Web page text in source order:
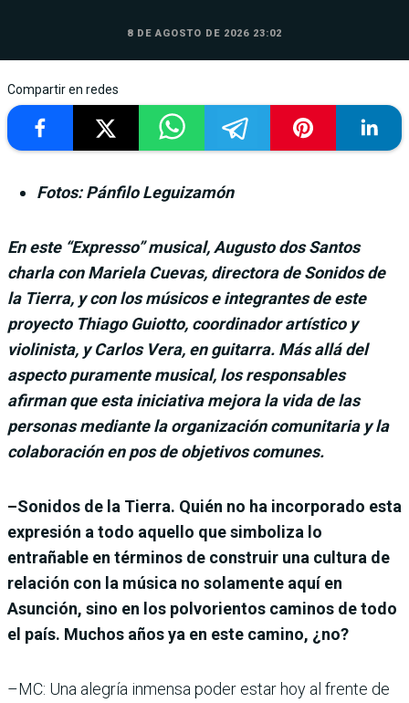
8 DE AGOSTO DE 2026 23:02
Compartir en redes
Fotos: Pánfilo Leguizamón
En este “Expresso” musical, Augusto dos Santos
charla con Mariela Cuevas, directora de Sonidos de
la Tierra, y con los músicos e integrantes de este
proyecto Thiago Guiotto, coordinador artístico y
violinista, y Carlos Vera, en guitarra. Más allá del
aspecto puramente musical, los responsables
afirman que esta iniciativa mejora la vida de las
personas mediante la organización comunitaria y la
colaboración en pos de objetivos comunes.
–Sonidos de la Tierra. Quién no ha incorporado esta
expresión a todo aquello que simboliza lo
entrañable en términos de construir una cultura de
relación con la música no solamente aquí en
Asunción, sino en los polvorientos caminos de todo
el país. Muchos años ya en este camino, ¿no?
–MC: Una alegría inmensa poder estar hoy al frente de